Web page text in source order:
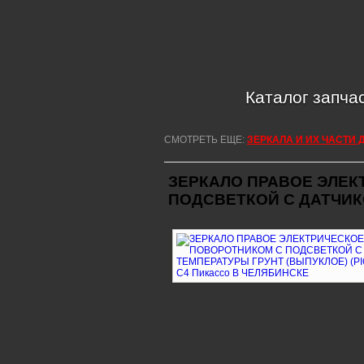
СМОТРЕТЬ ЕЩЕ: ЗЕРКАЛА И ИХ ЧАСТИ
ЗЕРКАЛО ПРАВОЕ
ПОДСВЕТКОЙ С
Каталог